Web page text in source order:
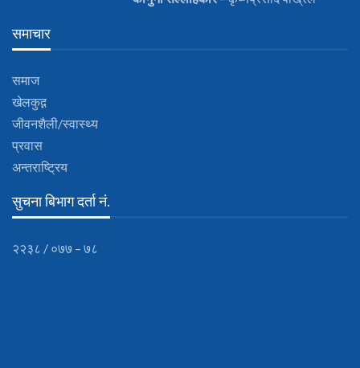
समाचार
समाज
खेलकुद़़
जीवनशैली/स्वास्थ्य
प्रवास
अन्तराष्ट्रिय
सुचना बिभाग दर्ता नं.
२२३८ / ०७७ – ७८